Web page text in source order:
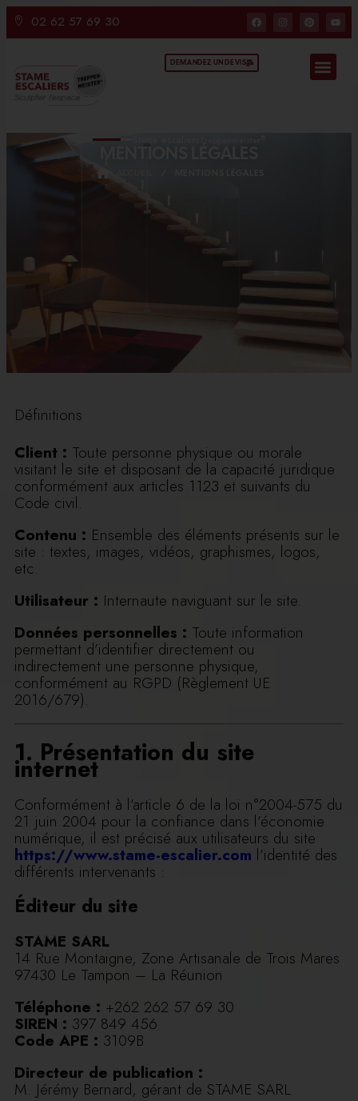
02 62 57 69 30
DEMANDEZ UN DEVIS
MENTIONS LÉGALES
Définitions
Client : Toute personne physique ou morale
visitant le site et disposant de la capacité juridique
conformément aux articles 1123 et suivants du
Code civil.
Contenu : Ensemble des éléments présents sur le
site : textes, images, vidéos, graphismes, logos,
etc.
Utilisateur : Internaute naviguant sur le site.
Données personnelles : Toute information
permettant d’identifier directement ou
indirectement une personne physique,
conformément au RGPD (Règlement UE
2016/679).
1. Présentation du site
internet
Conformément à l’article 6 de la loi n°2004-575 du
21 juin 2004 pour la confiance dans l’économie
numérique, il est précisé aux utilisateurs du site
https://www.stame-escalier.com l’identité des
différents intervenants :
Éditeur du site
STAME SARL
14 Rue Montaigne, Zone Artisanale de Trois Mares
97430 Le Tampon – La Réunion
Téléphone : +262 262 57 69 30
SIREN : 397 849 456
Code APE : 3109B
Directeur de publication :
M. Jérémy Bernard, gérant de STAME SARL